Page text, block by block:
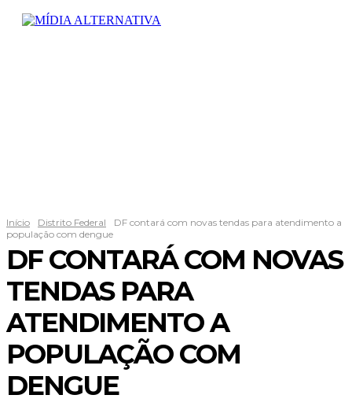
Início Distrito Federal
DF contará com novas tendas para atendimento a
população com dengue
DF CONTARÁ COM NOVAS
TENDAS PARA
ATENDIMENTO A
POPULAÇÃO COM
DENGUE